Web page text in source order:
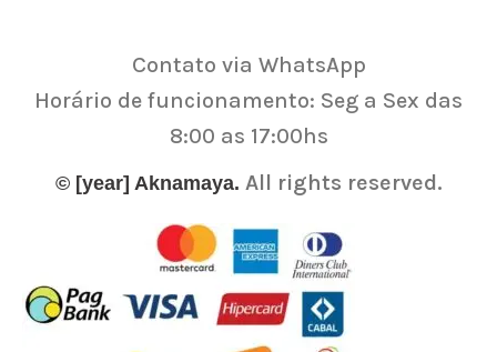
Contato via WhatsApp
Horário de funcionamento: Seg a Sex das
8:00 as 17:00hs
© [year] Aknamaya. All rights reserved.